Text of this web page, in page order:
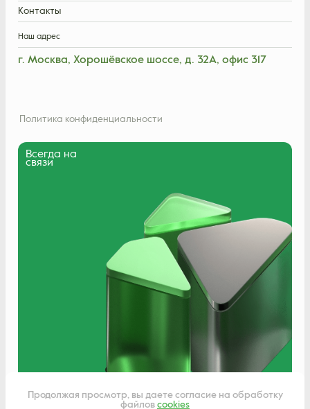
Продолжая просмотр, вы даете согласие на обработку
файлов cookies
Контакты
Политика конфиденциальности
Наш адрес
г. Москва, Хорошёвское шоссе, д. 32А, офис 317
Всегда на
связи